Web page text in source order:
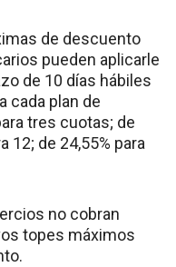
de descuento
pueden aplicarle
de 10 días hábiles
cada plan de
tres cuotas; de
12; de 24,55% para
no cobran
topes máximos